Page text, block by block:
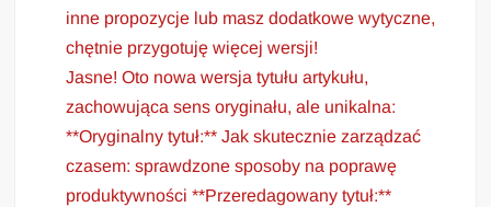
inne propozycje lub masz dodatkowe wytyczne,
chętnie przygotuję więcej wersji!
Jasne! Oto nowa wersja tytułu artykułu,
zachowująca sens oryginału, ale unikalna:
**Oryginalny tytuł:** Jak skutecznie zarządzać
czasem: sprawdzone sposoby na poprawę
produktywności **Przeredagowany tytuł:**